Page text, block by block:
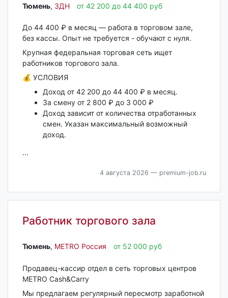
Тюмень‎, ЗДН от 42 200 до 44 400 руб
До 44 400 ₽ в месяц — работа в торговом зале,
без кассы. Опыт не требуется - обучают с нуля.
Крупная федеральная торговая сеть ищет
работников торгового зала.
💰 УСЛОВИЯ
Доход от 42 200 до 44 400 ₽ в месяц.
За смену от 2 800 ₽ до 3 000 ₽
Доход зависит от количества отработанных
смен. Указан максимальный возможный
доход.
...
4 августа 2026 — premium-job.ru
Работник торгового зала
Тюмень‎, METRO Россия от 52 000 руб
Продавец-кассир отдел в сеть торговых центров
METRO Cash&Carry
Мы предлагаем регулярный пересмотр заработной